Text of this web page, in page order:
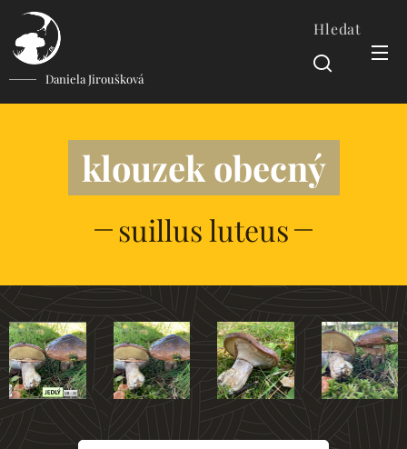
Daniela Jiroušková
Hledat
klouzek obecný
suillus luteus